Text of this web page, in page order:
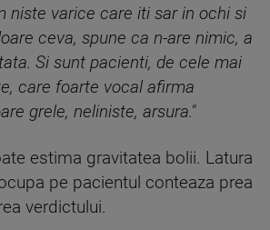
niste varice care iti sar in ochi si
ceva, spune ca n-are nimic, a
Si sunt pacienti, de cele mai
care foarte vocal afirma
grele, neliniste, arsura."
estima gravitatea bolii. Latura
pe pacientul conteaza prea
verdictului.